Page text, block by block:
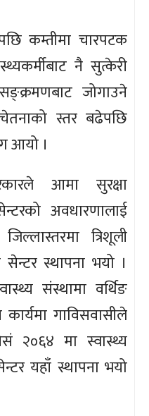
कम्तीमा चारपटक
नै सुत्केरी
जोगाउने
स्तर बढेपछि
आयो ।
आमा सुरक्षा
अवधारणालाई
त्रिशूली
स्थापना भयो ।
संस्थामा वर्थिङ
गाविसवासीले
२०६४ मा स्वास्थ्य
यहाँ स्थापना भयो